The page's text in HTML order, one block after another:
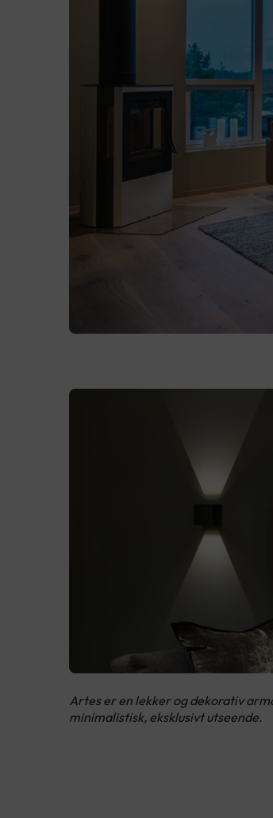
Artes er en lekker og dekorativ
minimalistisk, eksklusivt utseende.